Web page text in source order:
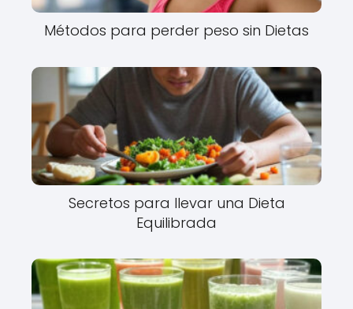
Métodos para perder peso sin Dietas
Secretos para llevar una Dieta
Equilibrada